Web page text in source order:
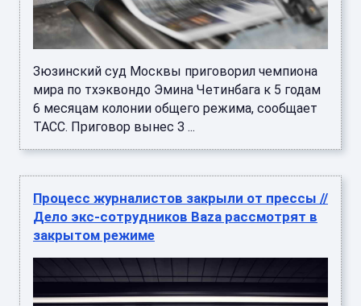
Зюзинский суд Москвы приговорил чемпиона
мира по тхэквондо Эмина Четинбага к 5 годам
6 месяцам колонии общего режима, сообщает
ТАСС. Приговор вынес З ...
Процесс журналистов закрыли от прессы //
Дело экс-сотрудников Baza рассмотрят в
закрытом режиме